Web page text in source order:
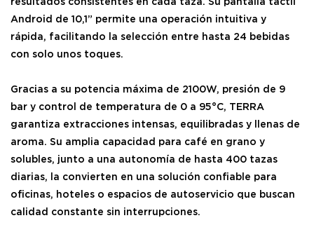
Android de 10,1” permite una operación intuitiva y
rápida, facilitando la selección entre hasta 24 bebidas
con solo unos toques.
Gracias a su potencia máxima de 2100W, presión de 9
bar y control de temperatura de 0 a 95°C, TERRA
garantiza extracciones intensas, equilibradas y llenas de
aroma. Su amplia capacidad para café en grano y
solubles, junto a una autonomía de hasta 400 tazas
diarias, la convierten en una solución confiable para
oficinas, hoteles o espacios de autoservicio que buscan
calidad constante sin interrupciones.